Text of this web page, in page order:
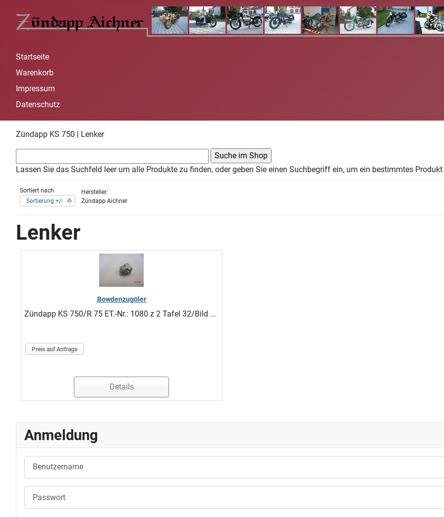
Startseite
Warenkorb
Impressum
Datenschutz
Zündapp KS 750 | Lenker
Lassen Sie das Suchfeld leer um alle Produkte zu finden, oder geben Sie einen Suchbegriff ein, um ein bestimmtes
Sortiert nach
Sortierung +/-
Hersteller:
Zündapp Aichner
Lenker
Bowdenzugöler
Zündapp KS 750/R 75 ET.-Nr.: 1080 z 2 Tafel 32/Bild ...
Preis auf Anfrage
Details
Anmeldung